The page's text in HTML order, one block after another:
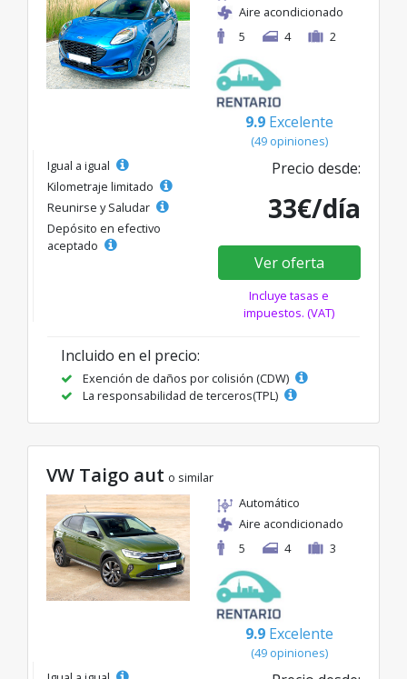
Aire acondicionado
5
4 2
9.9 Excelente
(49 opiniones)
Igual a igual
Kilometraje limitado
Reunirse y Saludar
Depósito en efectivo
aceptado
Precio desde:
33€/día
Ver oferta
Incluye tasas e
impuestos. (VAT)
Incluido en el precio:
Exención de daños por colisión (CDW)
La responsabilidad de terceros(TPL)
VW Taigo aut o similar
Automático
Aire acondicionado
5
4 3
9.9 Excelente
(49 opiniones)